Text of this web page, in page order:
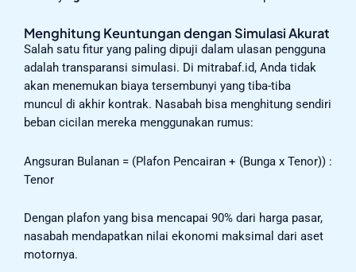
Menghitung Keuntungan dengan Simulasi Akurat
Salah satu fitur yang paling dipuji dalam ulasan pengguna
adalah transparansi simulasi. Di mitrabaf.id, Anda tidak
akan menemukan biaya tersembunyi yang tiba-tiba
muncul di akhir kontrak. Nasabah bisa menghitung sendiri
beban cicilan mereka menggunakan rumus:
Angsuran Bulanan = (Plafon Pencairan + (Bunga x Tenor)) :
Tenor
Dengan plafon yang bisa mencapai 90% dari harga pasar,
nasabah mendapatkan nilai ekonomi maksimal dari aset
motornya.